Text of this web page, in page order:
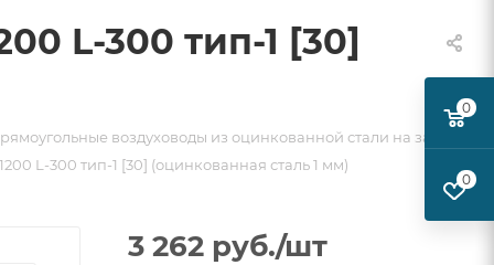
L-300 тип-1 [30]
воздуховоды из оцинкованной стали на заказ
L-300 тип-1 [30] (оцинкованная сталь 1 мм)
3 262 руб./шт
0
0